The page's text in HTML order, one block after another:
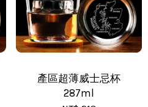
下) - 運費 250 元
產區超薄威士忌杯
287ml